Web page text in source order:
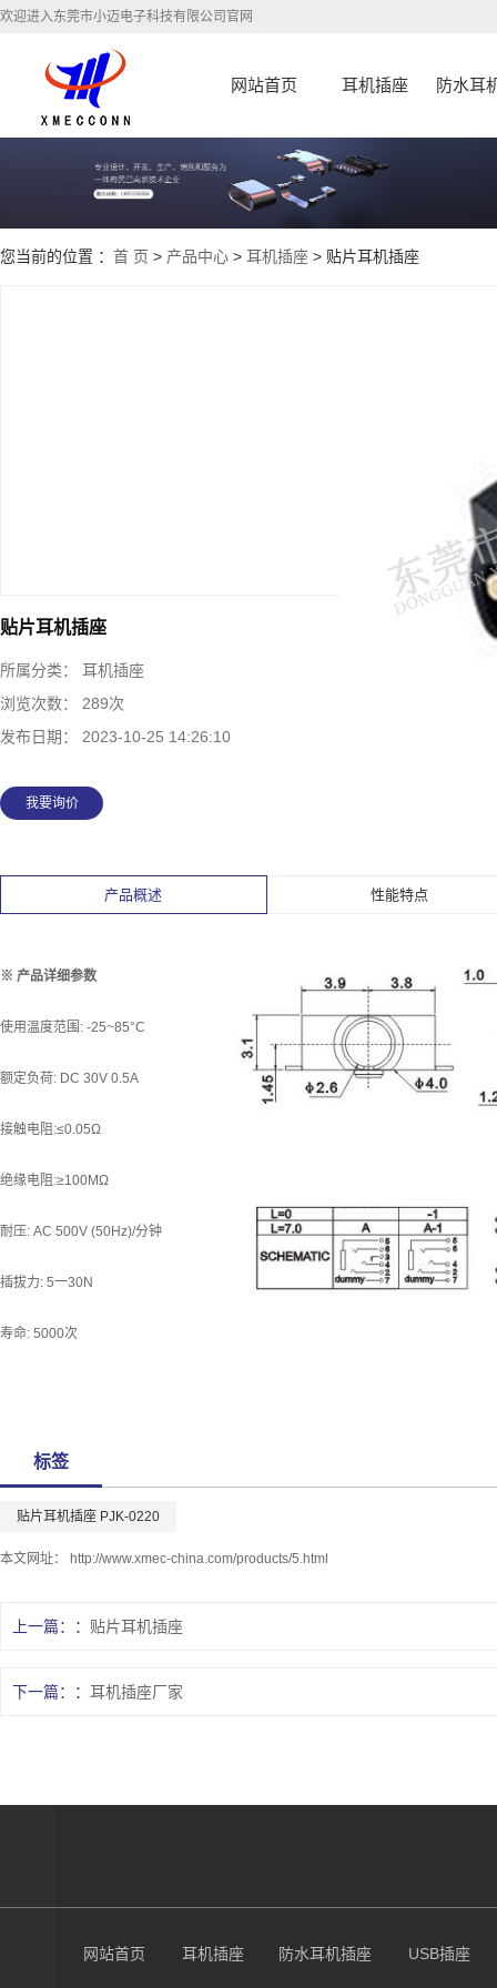
欢迎进入东莞市小迈电子科技有限公司官网
网站首页 耳机插座 防水耳
您当前的位置 ： 首 页 > 产品中心 > 耳机插座 > 贴片耳机插座
贴片耳机插座
所属分类：
耳机插座
浏览次数：
289次
发布日期：
2023-10-25 14:26:10
我要询价
产品概述 性能特点
※ 产品详细参数
使用温度范围: -25~85°C
额定负荷: DC 30V 0.5A
接触电阻:≤0.05Ω
绝缘电阻:≥100MΩ
耐压: AC 500V (50Hz)/分钟
插拔力: 5一30N
寿命: 5000次
标签
贴片耳机插座 PJK-0220
本文网址： http://www.xmec-china.com/products/5.html
上一篇： 贴片耳机插座
下一篇： 耳机插座厂家
网站首页 耳机插座 防水耳机插座 USB插座